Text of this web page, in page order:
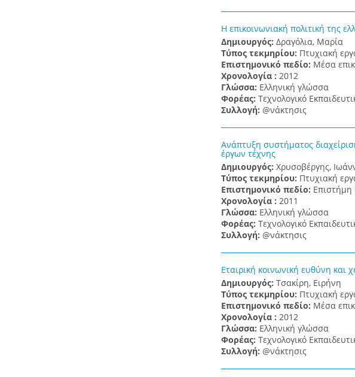
Η επικοινωνιακή πολιτική της
Δημιουργός: Δραγόλια, Μαρία
Τύπος τεκμηρίου: Πτυχιακή
Επιστημονικό πεδίο: Μέσα
Χρονολογία : 2012
Γλώσσα: Ελληνική γλώσσα
Φορέας: Τεχνολογικό
Συλλογή: @νάκτησις
Ανάπτυξη συστήματος
έργων τέχνης
Δημιουργός: Χρυσοβέργης,
Τύπος τεκμηρίου: Πτυχιακή
Επιστημονικό πεδίο: Επιστήμη
Χρονολογία : 2011
Γλώσσα: Ελληνική γλώσσα
Φορέας: Τεχνολογικό
Συλλογή: @νάκτησις
Εταιρική κοινωνική ευθύνη και
Δημιουργός: Τσακίρη, Ειρήνη
Τύπος τεκμηρίου: Πτυχιακή
Επιστημονικό πεδίο: Μέσα
Χρονολογία : 2012
Γλώσσα: Ελληνική γλώσσα
Φορέας: Τεχνολογικό
Συλλογή: @νάκτησις